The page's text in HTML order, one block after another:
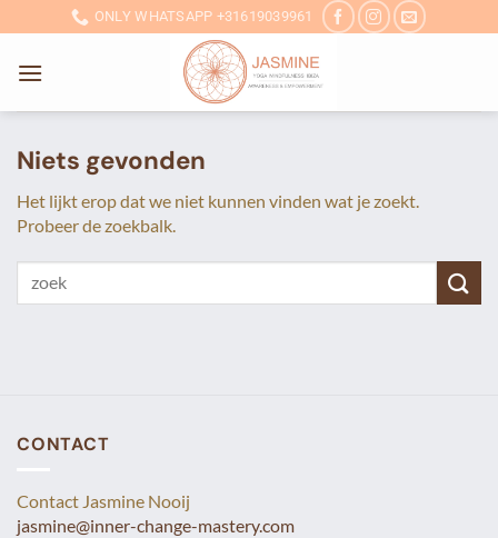
inhoud
ONLY WHATSAPP +31619039961
Niets gevonden
Het lijkt erop dat we niet kunnen vinden wat je zoekt.
Probeer de zoekbalk.
CONTACT
Contact Jasmine Nooij
jasmine@inner-change-mastery.com